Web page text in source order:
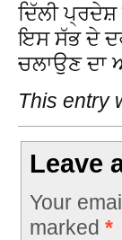
ਦਿੱਲੀ
ਇਸ ਸੱਭ ਦੇ
ਚਲਾਉਣ ਦਾ
This entry
Leave
Your
marked *